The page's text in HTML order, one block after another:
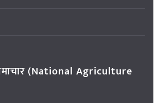
समाचार (National Agriculture